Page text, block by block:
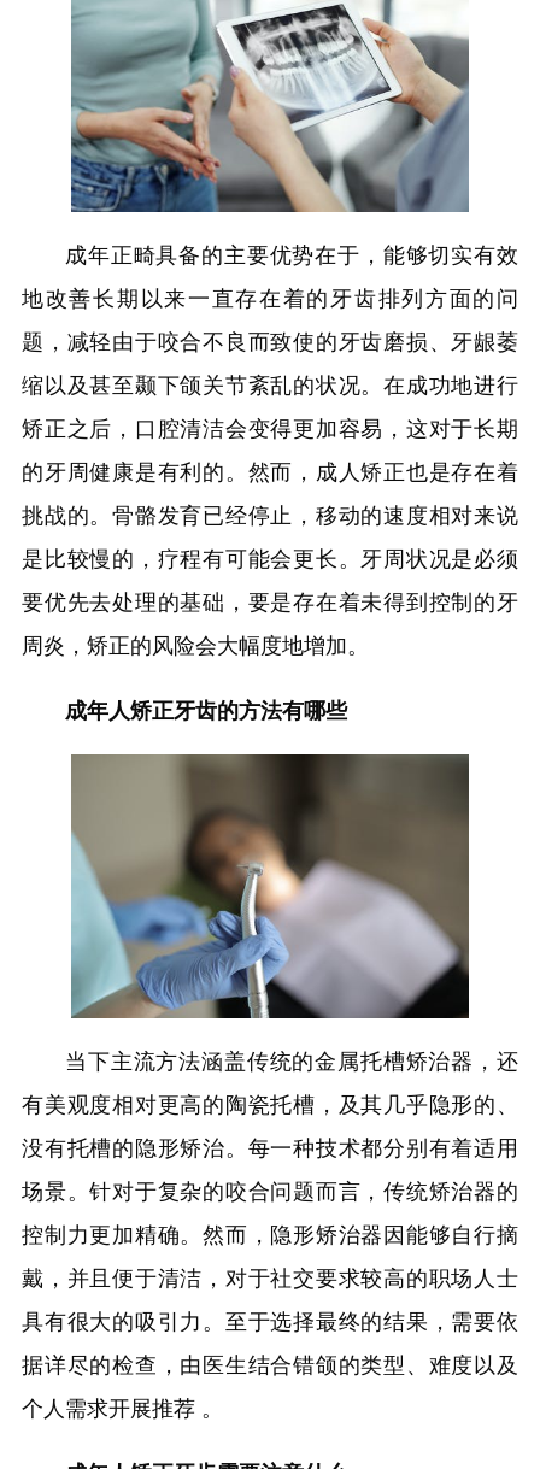
成年正畸具备的主要优势在于，能够切实有效
地改善长期以来一直存在着的牙齿排列方面的问
题，减轻由于咬合不良而致使的牙齿磨损、牙龈萎
缩以及甚至颞下颌关节紊乱的状况。在成功地进行
矫正之后，口腔清洁会变得更加容易，这对于长期
的牙周健康是有利的。然而，成人矫正也是存在着
挑战的。骨骼发育已经停止，移动的速度相对来说
是比较慢的，疗程有可能会更长。牙周状况是必须
要优先去处理的基础，要是存在着未得到控制的牙
周炎，矫正的风险会大幅度地增加。
成年人矫正牙齿的方法有哪些
当下主流方法涵盖传统的金属托槽矫治器，还
有美观度相对更高的陶瓷托槽，及其几乎隐形的、
没有托槽的隐形矫治。每一种技术都分别有着适用
场景。针对于复杂的咬合问题而言，传统矫治器的
控制力更加精确。然而，隐形矫治器因能够自行摘
戴，并且便于清洁，对于社交要求较高的职场人士
具有很大的吸引力。至于选择最终的结果，需要依
据详尽的检查，由医生结合错颌的类型、难度以及
个人需求开展推荐 。